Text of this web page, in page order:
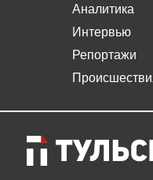
Аналитика
Интервью
Репортажи